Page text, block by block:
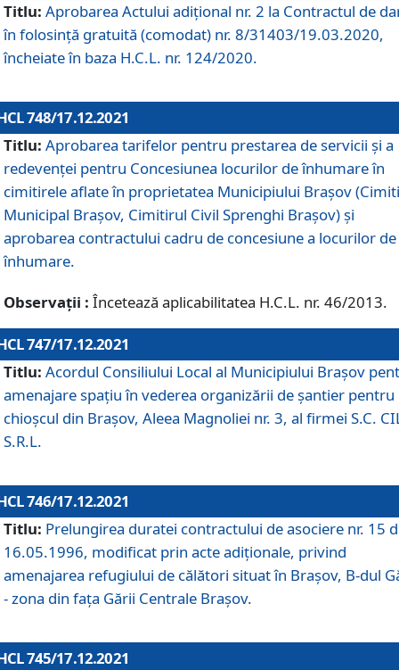
Titlu: Aprobarea Actului adițional nr. 2 la Contractul de
în folosință gratuită (comodat) nr. 8/31403/19.03.2020,
încheiate în baza H.C.L. nr. 124/2020.
748/17.12.2021
Titlu: Aprobarea tarifelor pentru prestarea de servicii şi a
redevenţei pentru Concesiunea locurilor de înhumare în
cimitirele aflate în proprietatea Municipiului Braşov
Municipal Braşov, Cimitirul Civil Sprenghi Braşov) şi
aprobarea contractului cadru de concesiune a locurilor de
înhumare.
Observații : Încetează aplicabilitatea H.C.L. nr. 46/2013.
747/17.12.2021
Titlu: Acordul Consiliului Local al Municipiului Braşov
amenajare spațiu în vederea organizării de șantier pentru
chioșcul din Brașov, Aleea Magnoliei nr. 3, al firmei S.C.
S.R.L.
746/17.12.2021
Titlu: Prelungirea duratei contractului de asociere nr. 15
16.05.1996, modificat prin acte adiționale, privind
amenajarea refugiului de călători situat în Brașov, B-dul
- zona din faţa Gării Centrale Brașov.
745/17.12.2021